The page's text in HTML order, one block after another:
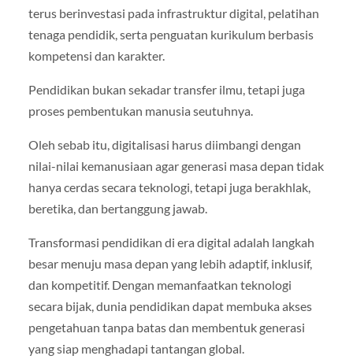
terus berinvestasi pada infrastruktur digital, pelatihan
tenaga pendidik, serta penguatan kurikulum berbasis
kompetensi dan karakter.
Pendidikan bukan sekadar transfer ilmu, tetapi juga
proses pembentukan manusia seutuhnya.
Oleh sebab itu, digitalisasi harus diimbangi dengan
nilai-nilai kemanusiaan agar generasi masa depan tidak
hanya cerdas secara teknologi, tetapi juga berakhlak,
beretika, dan bertanggung jawab.
Transformasi pendidikan di era digital adalah langkah
besar menuju masa depan yang lebih adaptif, inklusif,
dan kompetitif. Dengan memanfaatkan teknologi
secara bijak, dunia pendidikan dapat membuka akses
pengetahuan tanpa batas dan membentuk generasi
yang siap menghadapi tantangan global.